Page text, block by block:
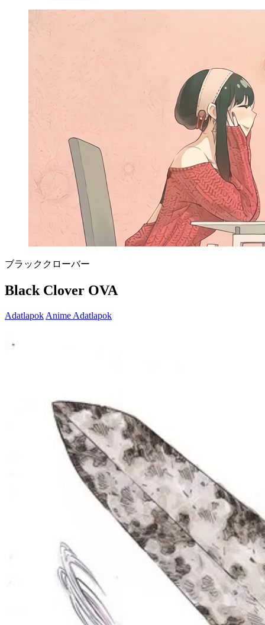
ブラッククローバー
Black Clover OVA
Adatlapok Anime Adatlapok